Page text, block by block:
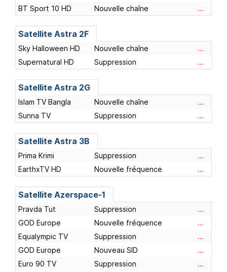
BT Sport 10 HD
Nouvelle chaîne ...
Satellite Astra 2F
Sky Halloween HD Nouvelle chaîne
...
Supernatural HD
Suppression ...
Satellite Astra 2G
Islam TV Bangla Nouvelle chaîne
...
Sunna TV
Suppression ...
Satellite Astra 3B
Prima Krimi Suppression
...
EarthxTV HD
Nouvelle fréquence ...
Satellite Azerspace-1
Pravda Tut Suppression
...
GOD Europe
Nouvelle fréquence
...
Equalympic TV
Suppression
...
GOD Europe
Nouveau SID
...
Euro 90 TV
Suppression
...